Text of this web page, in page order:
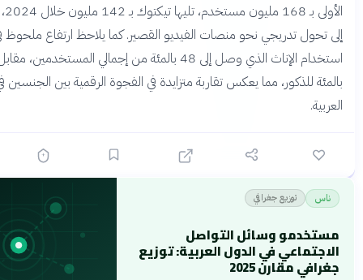
الأولى بـ 168 مليون مستخدم، تليها تيكتوك بـ 142 مليون خلال 2024، مما يشير
نحو منصات الفيديو القصير. كما يلاحظ ارتفاع ملحوظ في
استخدام الإناث الذي وصل إلى 48 بالمئة من إجمالي المستخدمين، مقابل 52
مما يعكس تقاربة متزايدة في الفجوة الرقمية بين الجنسين في المنطقة
توزيع جغرافي
وسائل التواصل
في الدول العربية: توزيع
2025